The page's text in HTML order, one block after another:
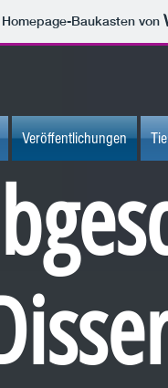
Baukasten von
Veröffentlichungen